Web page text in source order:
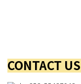
CONTACT US